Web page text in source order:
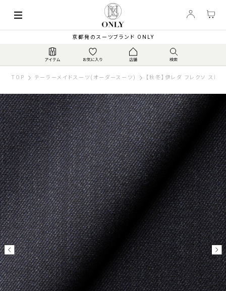
京都発のスーツブランド ONLY
TOP テーラーメイドスーツ(オーダースーツ) 【秋冬】伊レダ フレクソ スト